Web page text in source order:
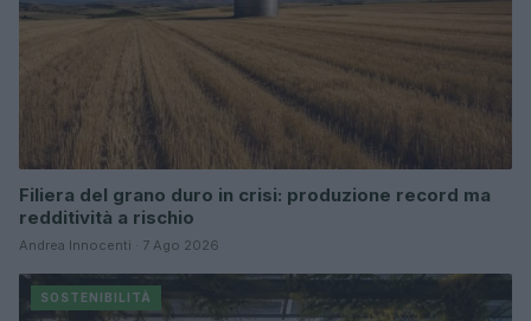
Filiera del grano duro in crisi: produzione record ma
redditività a rischio
Andrea Innocenti · 7 Ago 2026
SOSTENIBILITÀ